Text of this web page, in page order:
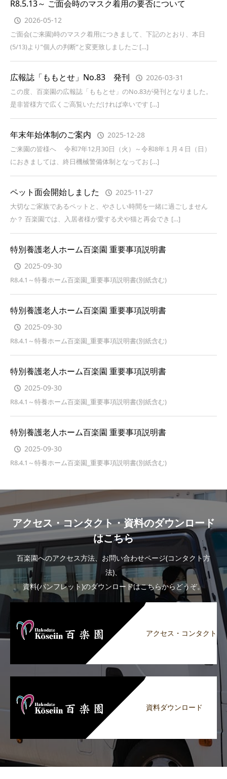
R8.5.13～ ご面会時のマスク着用の要否について
2026-05-12
ご面会(ご来園)時のマスク着用につきまして、下記のとおり、本日
(5/13)より”個人の判断”と変更致しましたご […]
広報誌「ももとせ」No.83 発刊 2026-03-31
この度、百楽園の広報誌「ももとせ」のNo.83が発刊となりました。
是非皆様方で広くご高覧いただければ幸いです […]
年末年始体制のご案内 2025-12-28
ご来園の皆様へ 令和7年12月30日（火）～令和8年１月４日（日）
におきましては、終日機械警備体制となってお […]
ペット面会開始しました 2025-11-27
大切なご家族であるペットと、やさしい時間を一緒に過ごしません
か？ 百楽園では、入居者様が愛する犬や猫と再会でき […]
特別養護老人ホーム百楽園 重要事項説明書
2025-09-30
R8.4.1～特養ホーム百楽園_重要事項説明書(別紙含む)
特別養護老人ホーム百楽園 重要事項説明書
2025-09-30
R8.4.1～特養ホーム百楽園_重要事項説明書(別紙含む)
特別養護老人ホーム百楽園 重要事項説明書
2025-09-30
R8.4.1～特養ホーム百楽園_重要事項説明書(別紙含む)
特別養護老人ホーム百楽園 重要事項説明書
2025-09-30
R8.4.1～特養ホーム百楽園_重要事項説明書(別紙含む)
アクセス・コンタクト・資料のダウンロード
はこちら
百楽園へのアクセス方法、お問い合わせページ(コンタクト方
法)、
資料(パンフレット)のダウンロードはこちらからどうぞ。
アクセス・コンタクト
資料ダウンロード